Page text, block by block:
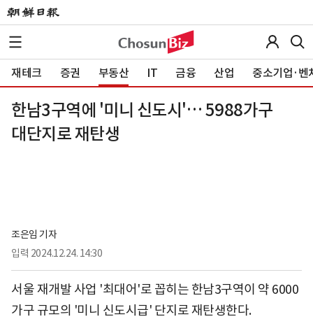
재테크 증권 부동산 IT 금융 산업 중소기업·벤
한남3구역에 '미니 신도시'… 5988가구
대단지로 재탄생
조은임 기자
입력 2024.12.24. 14:30
서울 재개발 사업 '최대어'로 꼽히는 한남3구역이 약 6000
가구 규모의 '미니 신도시급' 단지로 재탄생한다.